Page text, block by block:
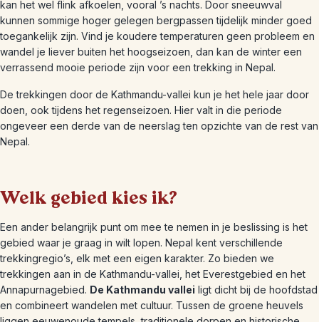
kan het wel flink afkoelen, vooral ’s nachts. Door sneeuwval
kunnen sommige hoger gelegen bergpassen tijdelijk minder goed
toegankelijk zijn. Vind je koudere temperaturen geen probleem en
wandel je liever buiten het hoogseizoen, dan kan de winter een
verrassend mooie periode zijn voor een trekking in Nepal.
De trekkingen door de Kathmandu-vallei kun je het hele jaar door
doen, ook tijdens het regenseizoen. Hier valt in die periode
ongeveer een derde van de neerslag ten opzichte van de rest van
Nepal.
Welk gebied kies ik?
Een ander belangrijk punt om mee te nemen in je beslissing is het
gebied waar je graag in wilt lopen. Nepal kent verschillende
trekkingregio’s, elk met een eigen karakter. Zo bieden we
trekkingen aan in de Kathmandu-vallei, het Everestgebied en het
Annapurnagebied. De Kathmandu vallei ligt dicht bij de hoofdstad
en combineert wandelen met cultuur. Tussen de groene heuvels